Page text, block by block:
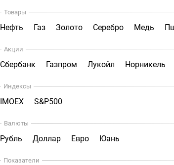
Товары
Нефть Газ Золото Серебро Медь
Акции
Сбербанк Газпром Лукойл Норникель
Индексы
IMOEX S&P500
Валюты
Рубль Доллар Евро Юань
Показатели